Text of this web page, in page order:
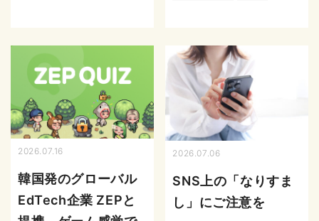
2026.07.16
韓国発のグローバル
EdTech企業 ZEPと
2026.07.06
SNS上の「なりすま
し」にご注意を